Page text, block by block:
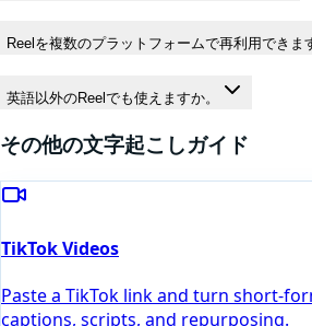
Reelを複数のプラットフォームで再利用できま
英語以外のReelでも使えますか。
その他の文字起こしガイド
TikTok Videos
Paste a TikTok link and turn short-
captions, scripts, and repurposing.